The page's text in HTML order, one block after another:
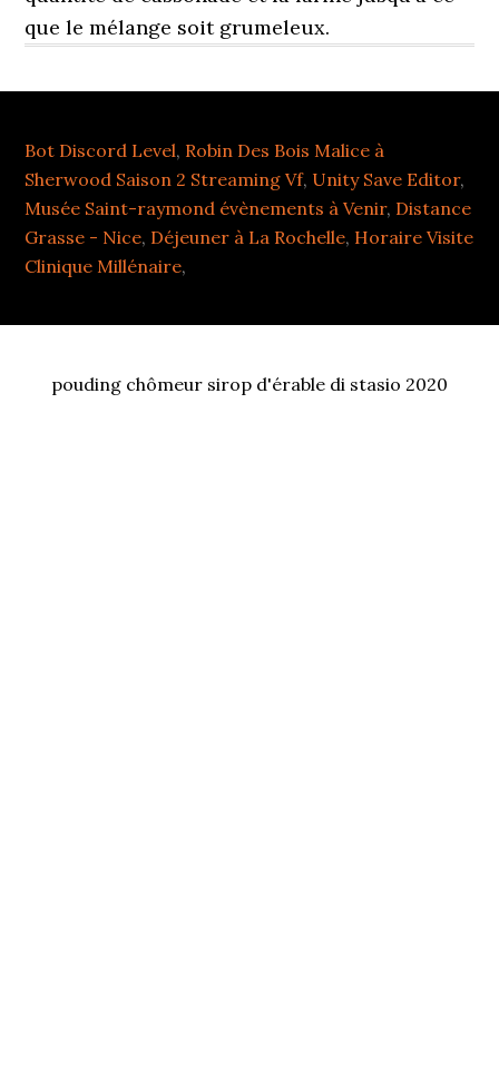
Bot Discord Level, Robin Des Bois Malice à
Sherwood Saison 2 Streaming Vf, Unity Save Editor,
Musée Saint-raymond évènements à Venir, Distance
Grasse - Nice, Déjeuner à La Rochelle, Horaire Visite
Clinique Millénaire,
pouding chômeur sirop d'érable di stasio 2020